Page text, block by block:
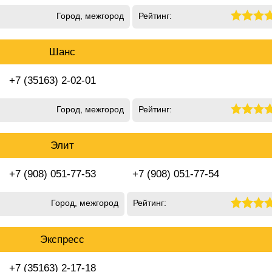
Город, межгород Рейтинг:
Шанс
+7 (35163) 2-02-01
Город, межгород Рейтинг:
Элит
+7 (908) 051-77-53 +7 (908) 051-77-54
Город, межгород Рейтинг:
Экспресс
+7 (35163) 2-17-18